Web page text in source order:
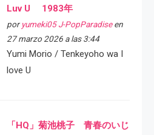
Luv U 1983年
por yumeki05 J-PopParadiseen
27 marzo 2026 a las 3:44
Yumi Morio / Tenkeyoho wa I
love U
「HQ」菊池桃子 青春のいじ